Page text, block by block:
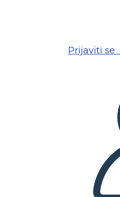
Prijaviti se